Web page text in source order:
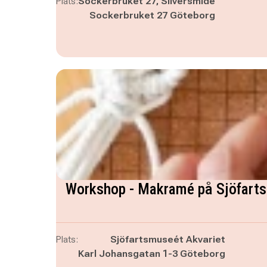
Sockerbruket 27 Göteborg
Workshop - Makramé på
Plats:
Sjöfartsmuseét Akvariet
Karl Johansgatan 1-3 Göteborg